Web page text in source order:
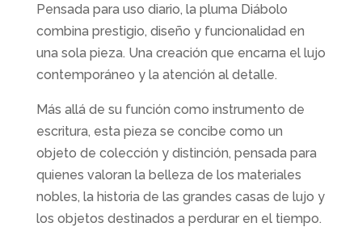
Pensada para uso diario, la pluma Diábolo
combina prestigio, diseño y funcionalidad en
una sola pieza. Una creación que encarna el lujo
contemporáneo y la atención al detalle.
Más allá de su función como instrumento de
escritura, esta pieza se concibe como un
objeto de colección y distinción, pensada para
quienes valoran la belleza de los materiales
nobles, la historia de las grandes casas de lujo y
los objetos destinados a perdurar en el tiempo.